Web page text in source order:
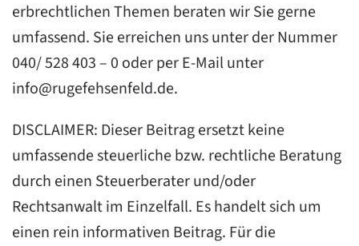
erbrechtlichen Themen beraten wir Sie gerne
umfassend. Sie erreichen uns unter der Nummer
040/ 528 403 – 0 oder per E-Mail unter
info@rugefehsenfeld.de.
DISCLAIMER: Dieser Beitrag ersetzt keine
umfassende steuerliche bzw. rechtliche Beratung
durch einen Steuerberater und/oder
Rechtsanwalt im Einzelfall. Es handelt sich um
einen rein informativen Beitrag. Für die